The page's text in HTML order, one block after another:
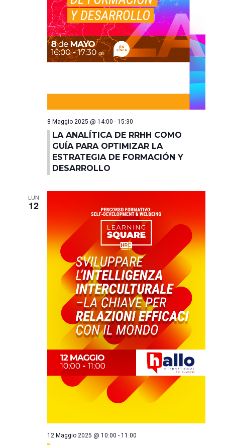
8 Maggio 2025 @ 14:00 - 15:30
LA ANALÍTICA DE RRHH COMO
GUÍA PARA OPTIMIZAR LA
ESTRATEGIA DE FORMACIÓN Y
DESARROLLO
LUN
12
12 Maggio 2025 @ 10:00 - 11:00